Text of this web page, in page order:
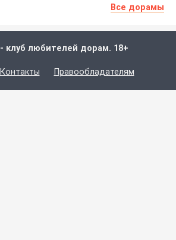
Все дорамы
- клуб любителей дорам. 18+
Контакты Правообладателям